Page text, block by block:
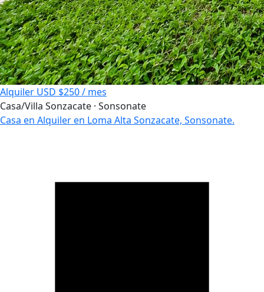
Alquiler USD $250 / mes
Casa/Villa Sonzacate · Sonsonate
Casa en Alquiler en Loma Alta Sonzacate, Sonsonate.